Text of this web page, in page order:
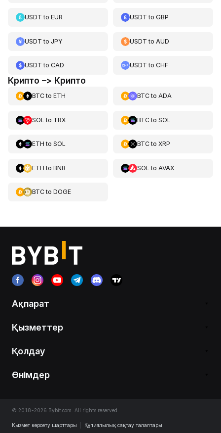
USDT to EUR USDT toGBP
USDT to JPY USDT to AUD
USDT to CAD USDT toCHF
Крипто –> Крипто
BTCto ETH BTCto ADA
SOL to TRX BTCto SOL
ETH to SOL BTCto XRP
ETH to BNB SOL to AVAX
BTCto DOGE
Ақпарат
Қызметтер
Қолдау
Өнімдер
© 2018-2026 Bybit.com. All rights reserved.
Қызмет көрсету шарттары Құпиялылық сақтау талаптары